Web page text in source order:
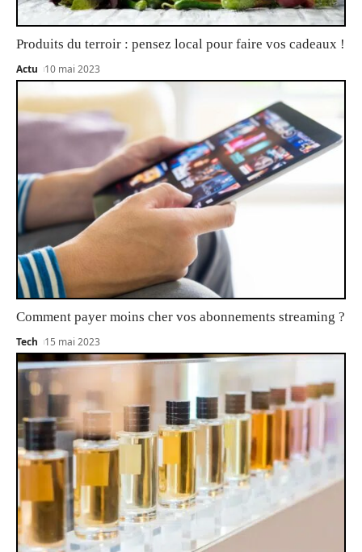
Produits du terroir : pensez local pour faire vos cadeaux !
Actu 10 mai 2023
Comment payer moins cher vos abonnements streaming ?
Tech 15 mai 2023